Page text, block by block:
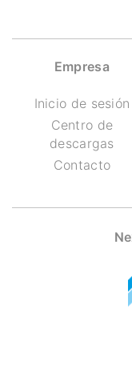
Empresa
Inicio de sesión
Centro de
descargas
Contacto